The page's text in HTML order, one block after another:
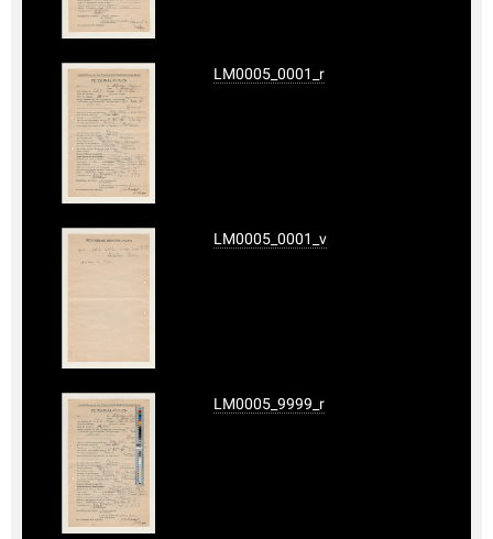
LM0005_0001_r
LM0005_0001_v
LM0005_9999_r